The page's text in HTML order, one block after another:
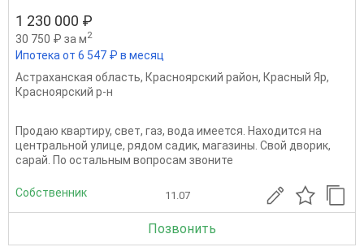
1 230 000 ₽
30 750 ₽ за м2
Ипотека от 6 547 ₽ в месяц
Астраханская область, Красноярский район, Красный Яр,
Красноярский р-н
Продаю квартиру, свет, газ, вода имеется. Находится на
центральной улице, рядом садик, магазины. Свой дворик,
сарай. По остальным вопросам звоните
Собственник 11.07
Позвонить